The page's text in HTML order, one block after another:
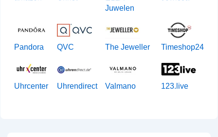
Juwelen
Pandora QVC The Jeweller Timeshop24
Uhrcenter Uhrendirect Valmano 123.live